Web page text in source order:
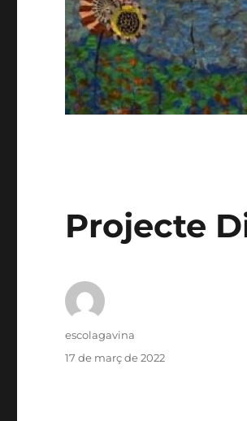
Projecte
Autor
escolagavina
Publicat
17 de març de 2022